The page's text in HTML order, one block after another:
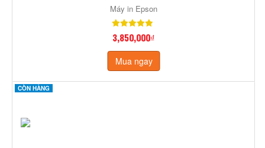
Máy in Epson
3,850,000₫
Mua ngay
CÒN HÀNG